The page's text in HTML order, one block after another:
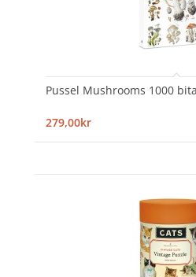
Pussel Mushrooms 1000
279,00kr